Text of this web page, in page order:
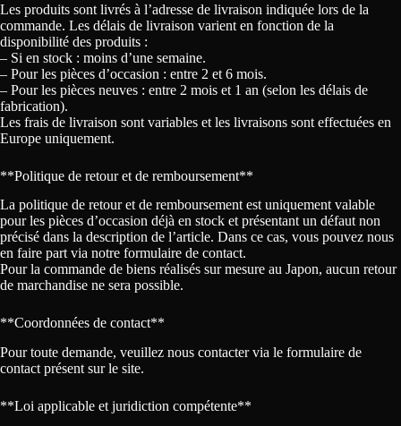
Les produits sont livrés à l’adresse de livraison indiquée lors de la
commande. Les délais de livraison varient en fonction de la
disponibilité des produits :
– Si en stock : moins d’une semaine.
– Pour les pièces d’occasion : entre 2 et 6 mois.
– Pour les pièces neuves : entre 2 mois et 1 an (selon les délais de
fabrication).
Les frais de livraison sont variables et les livraisons sont effectuées en
Europe uniquement.
**Politique de retour et de remboursement**
La politique de retour et de remboursement est uniquement valable
pour les pièces d’occasion déjà en stock et présentant un défaut non
précisé dans la description de l’article. Dans ce cas, vous pouvez nous
en faire part via notre formulaire de contact.
Pour la commande de biens réalisés sur mesure au Japon, aucun retour
de marchandise ne sera possible.
**Coordonnées de contact**
Pour toute demande, veuillez nous contacter via le formulaire de
contact présent sur le site.
**Loi applicable et juridiction compétente**